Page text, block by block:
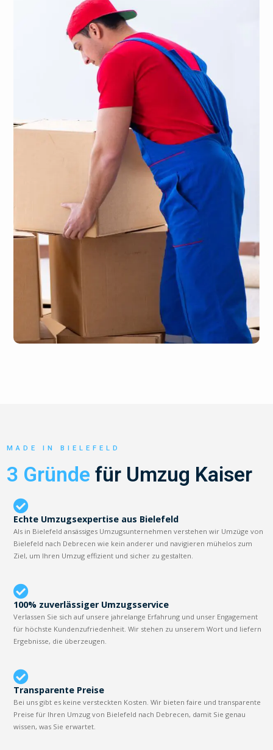
MADE IN BIELEFELD
3 Gründe für Umzug Kaiser
Echte Umzugsexpertise aus Bielefeld
Als in Bielefeld ansässiges Umzugsunternehmen verstehen wir Umzüge von
Bielefeld nach Debrecen wie kein anderer und navigieren mühelos zum
Ziel, um Ihren Umzug effizient und sicher zu gestalten.
100% zuverlässiger Umzugsservice
Verlassen Sie sich auf unsere jahrelange Erfahrung und unser Engagement
für höchste Kundenzufriedenheit. Wir stehen zu unserem Wort und liefern
Ergebnisse, die überzeugen.
Transparente Preise
Bei uns gibt es keine versteckten Kosten. Wir bieten faire und transparente
Preise für Ihren Umzug von Bielefeld nach Debrecen, damit Sie genau
wissen, was Sie erwartet.